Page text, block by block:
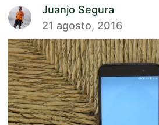
Juanjo Segura
21 agosto, 2016